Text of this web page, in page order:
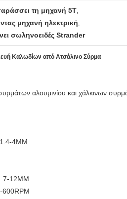
τη μηχανή 5T,
μηχανή ηλεκτρική,
σωληνοειδές Strander
Καλωδίων από Ατσάλινο Σύρμα
αλουμινίου και χάλκινων
4MM